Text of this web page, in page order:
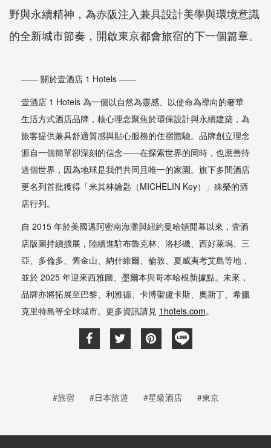
野與永續精神，為赤阪注入兼具設計美學與環境意識
的全新城市節奏，開啟東京都會旅宿的下一個篇章。
—— 關於壹酒店 1 Hotels ——
壹酒店 1 Hotels 為一個以自然為靈感、以使命為導向的奢華
生活方式酒店品牌，核心理念聚焦於環保設計與永續建築，為
旅客提供兼具舒適質感與貼心服務的住宿體驗。品牌創立理念
源自一個簡單卻深刻的信念——在探索世界的同時，也應善待
這個世界，因為地球是我們共同且唯一的家園。旗下多間酒店
更名列首批獲得「米其林鑰匙（MICHELIN Key）」殊榮的酒
店行列。
自 2015 年於美國邁阿密南海灘與紐約曼哈頓開幕以來，壹酒
店版圖持續擴展，陸續進駐布魯克林、洛杉磯、西好萊塢、三
亞、多倫多、舊金山、納什維爾、倫敦、夏威夷考艾島等地，
並於 2025 年迎來西雅圖、墨爾本與哥本哈根新據點。未來，
品牌亦將拓展至巴黎、利雅德、卡博聖盧卡斯、奧斯丁、希臘
克里特島等全球城市。更多資訊請見 1hotels.com。
#旅宿 #日本旅遊 #星級酒店 #東京